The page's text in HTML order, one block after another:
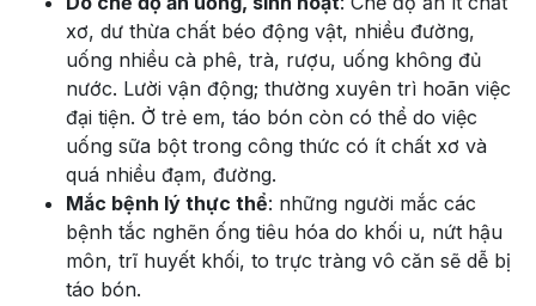
xơ, dư thừa chất béo động vật, nhiều đường,
uống nhiều cà phê, trà, rượu, uống không đủ
nước. Lười vận động; thường xuyên trì hoãn việc
đại tiện. Ở trẻ em, táo bón còn có thể do việc
uống sữa bột trong công thức có ít chất xơ và
quá nhiều đạm, đường.
Mắc bệnh lý thực thể: những người mắc các
bệnh tắc nghẽn ống tiêu hóa do khối u, nứt hậu
môn, trĩ huyết khối, to trực tràng vô căn sẽ dễ bị
táo bón.